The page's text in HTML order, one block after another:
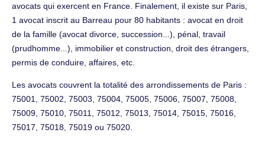
avocats qui exercent en France. Finalement, il existe sur Paris,
1 avocat inscrit au Barreau pour 80 habitants : avocat en droit
de la famille (avocat divorce, succession...), pénal, travail
(prudhomme...), immobilier et construction, droit des étrangers,
permis de conduire, affaires, etc.
Les avocats couvrent la totalité des arrondissements de Paris :
75001, 75002, 75003, 75004, 75005, 75006, 75007, 75008,
75009, 75010, 75011, 75012, 75013, 75014, 75015, 75016,
75017, 75018, 75019 ou 75020.